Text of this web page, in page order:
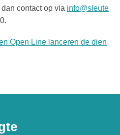
contact op via info@sleute
Open Line lanceren de dien